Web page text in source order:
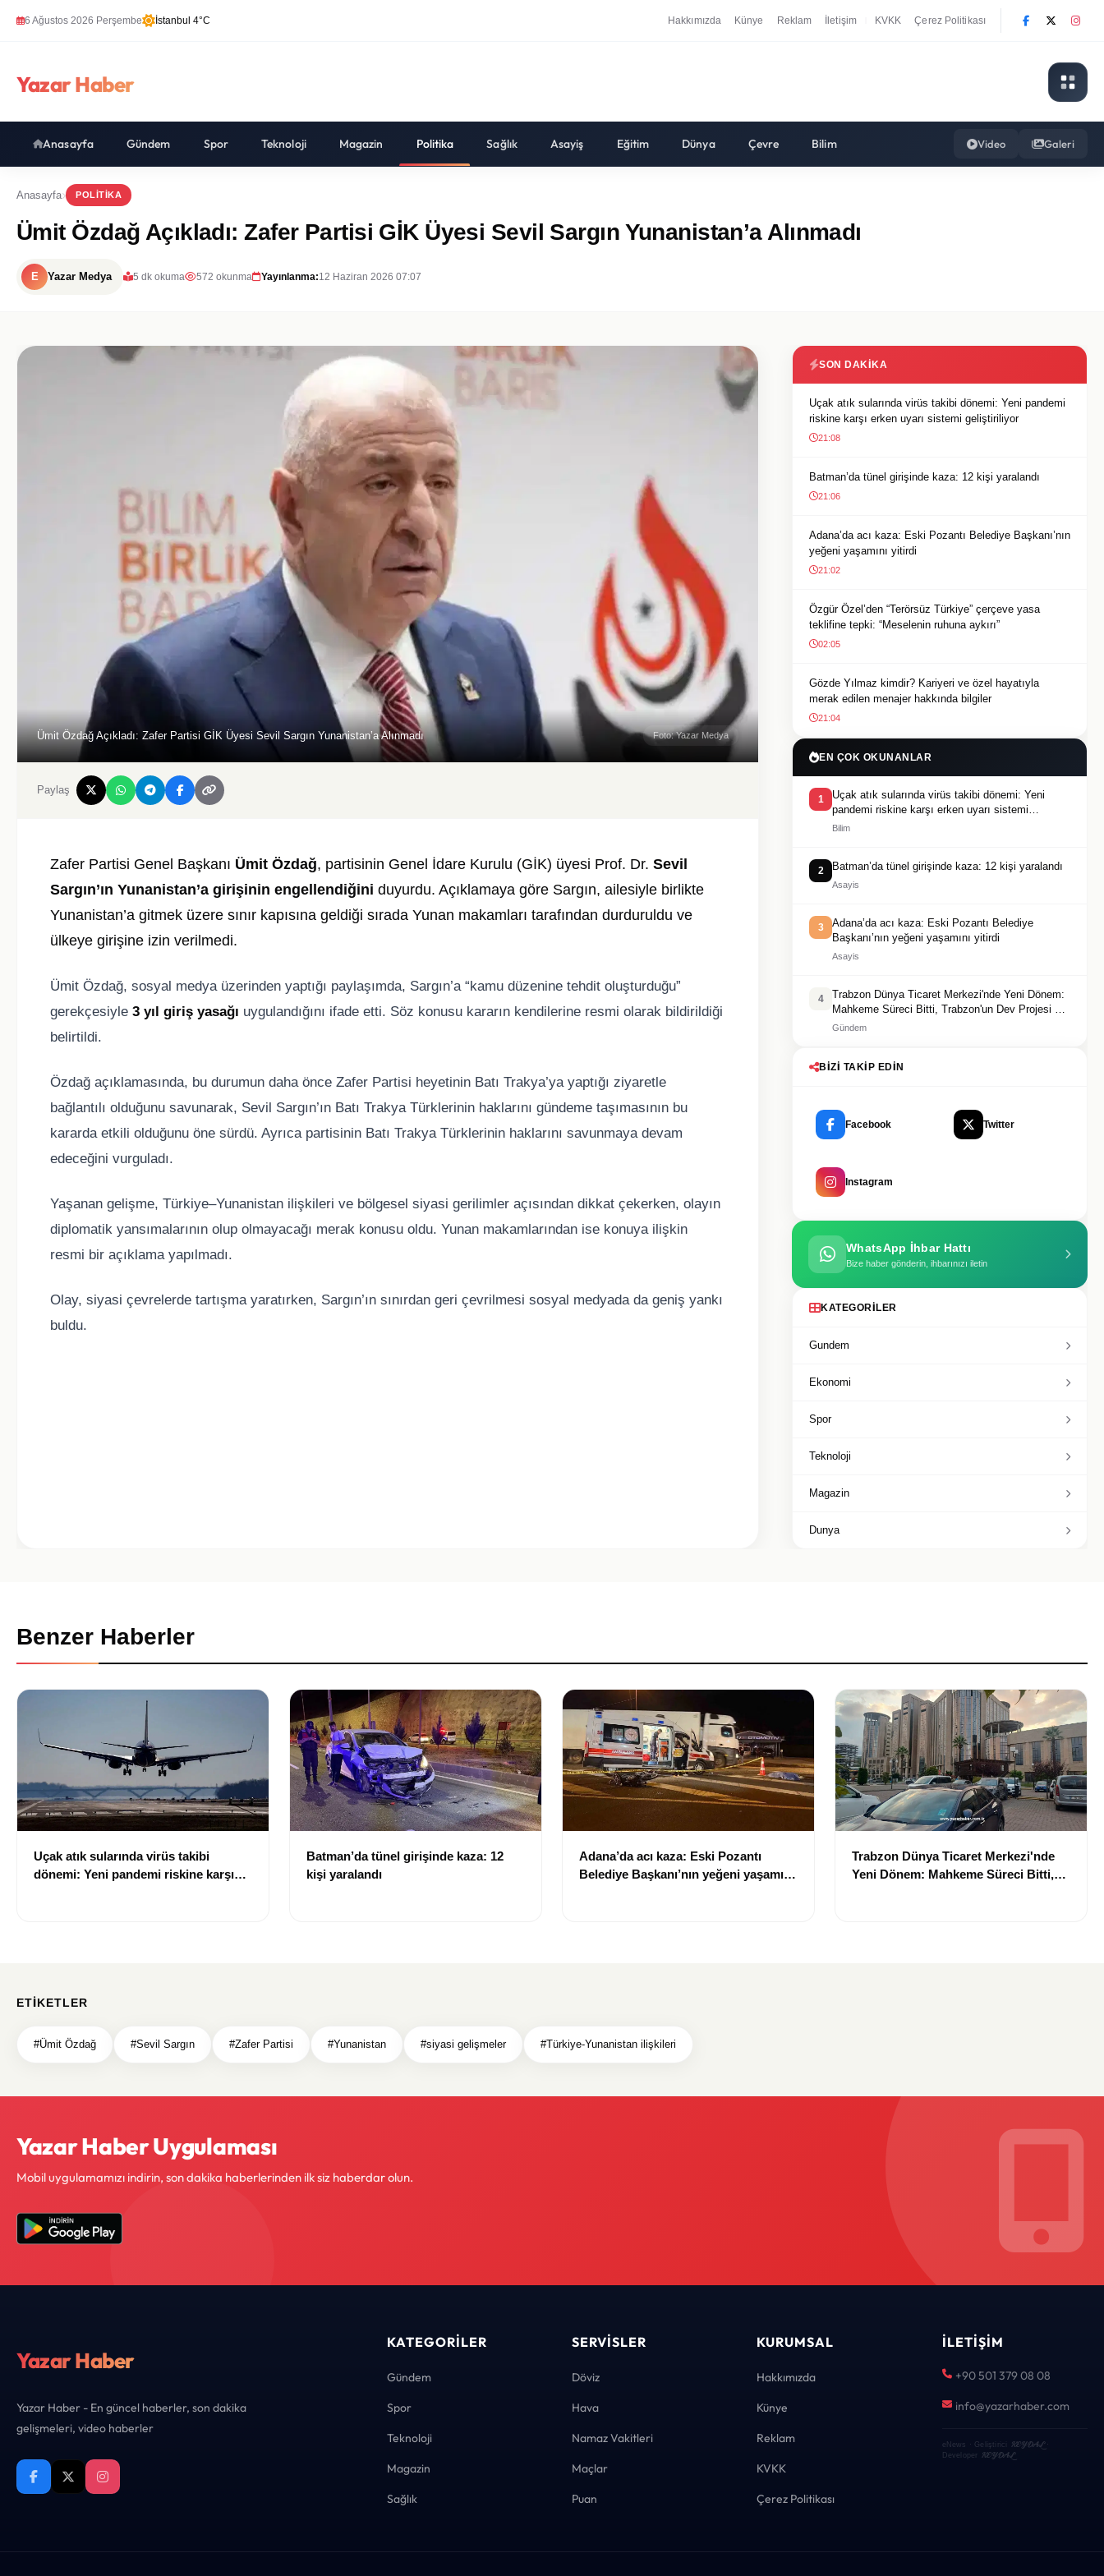
6 Ağustos 2026 Perşembe İstanbul 4°C Hakkımızda Künye Reklam İletişim KVKK Çerez Politikası
Yazar Haber
Anasayfa Gündem Spor Teknoloji Magazin Politika Sağlık Asayiş Eğitim Dünya Çevre Bilim Video Galeri
Anasayfa POLITIKA
Ümit Özdağ Açıkladı: Zafer Partisi GİK Üyesi Sevil Sargın Yunanistan’a Alınmadı
E Yazar Medya 5 dk okuma 572 okunma Yayınlanma:12 Haziran 2026 07:07
Ümit Özdağ Açıkladı: Zafer Partisi GİK Üyesi Sevil Sargın Yunanistan’a Alınmadı Foto: Yazar Medya
Paylaş
Zafer Partisi Genel Başkanı Ümit Özdağ, partisinin Genel İdare Kurulu (GİK) üyesi Prof. Dr. Sevil
Sargın’ın Yunanistan’a girişinin engellendiğini duyurdu. Açıklamaya göre Sargın, ailesiyle birlikte
Yunanistan’a gitmek üzere sınır kapısına geldiği sırada Yunan makamları tarafından durduruldu ve
ülkeye girişine izin verilmedi.
Ümit Özdağ, sosyal medya üzerinden yaptığı paylaşımda, Sargın’a “kamu düzenine tehdit oluşturduğu”
gerekçesiyle 3 yıl giriş yasağı uygulandığını ifade etti. Söz konusu kararın kendilerine resmi olarak bildirildiği
belirtildi.
Özdağ açıklamasında, bu durumun daha önce Zafer Partisi heyetinin Batı Trakya’ya yaptığı ziyaretle
bağlantılı olduğunu savunarak, Sevil Sargın’ın Batı Trakya Türklerinin haklarını gündeme taşımasının bu
kararda etkili olduğunu öne sürdü. Ayrıca partisinin Batı Trakya Türklerinin haklarını savunmaya devam
edeceğini vurguladı.
Yaşanan gelişme, Türkiye–Yunanistan ilişkileri ve bölgesel siyasi gerilimler açısından dikkat çekerken, olayın
diplomatik yansımalarının olup olmayacağı merak konusu oldu. Yunan makamlarından ise konuya ilişkin
resmi bir açıklama yapılmadı.
Olay, siyasi çevrelerde tartışma yaratırken, Sargın’ın sınırdan geri çevrilmesi sosyal medyada da geniş yankı
buldu.
SON DAKIKA
Uçak atık sularında virüs takibi dönemi: Yeni pandemi
riskine karşı erken uyarı sistemi geliştiriliyor
21:08
Batman’da tünel girişinde kaza: 12 kişi yaralandı
21:06
Adana’da acı kaza: Eski Pozantı Belediye Başkanı’nın
yeğeni yaşamını yitirdi
21:02
Özgür Özel’den “Terörsüz Türkiye” çerçeve yasa
teklifine tepki: “Meselenin ruhuna aykırı”
02:05
Gözde Yılmaz kimdir? Kariyeri ve özel hayatıyla
merak edilen menajer hakkında bilgiler
21:04
EN ÇOK OKUNANLAR
1
Uçak atık sularında virüs takibi dönemi: Yeni
pandemi riskine karşı erken uyarı sistemi
geliştiriliyor
Bilim
2 Batman’da tünel girişinde kaza: 12 kişi yaralandı
Asayis
3
Adana’da acı kaza: Eski Pozantı Belediye
Başkanı’nın yeğeni yaşamını yitirdi
Asayis
4
Trabzon Dünya Ticaret Merkezi'nde Yeni Dönem:
Mahkeme Süreci Bitti, Trabzon'un Dev Projesi Ne
Zaman Tamamlanacak?
Gündem
BIZI TAKIP EDIN
Facebook Twitter
Instagram
WhatsApp İhbar Hattı
Bize haber gönderin, ihbarınızı iletin
KATEGORILER
Gundem
Ekonomi
Spor
Teknoloji
Magazin
Dunya
Benzer Haberler
Uçak atık sularında virüs takibi
dönemi: Yeni pandemi riskine karşı
Batman’da tünel girişinde kaza: 12
kişi yaralandı
Adana’da acı kaza: Eski Pozantı
Belediye Başkanı’nın yeğeni yaşamını
Trabzon Dünya Ticaret Merkezi'nde
Yeni Dönem: Mahkeme Süreci Bitti,
ETIKETLER
#Ümit Özdağ #Sevil Sargın #Zafer Partisi #Yunanistan #siyasi gelişmeler #Türkiye-Yunanistan ilişkileri
Yazar Haber Uygulaması
Mobil uygulamamızı indirin, son dakika haberlerinden ilk siz haberdar olun.
Yazar Haber
Yazar Haber - En güncel haberler, son dakika
gelişmeleri, video haberler
KATEGORILER
Gündem
Spor
Teknoloji
Magazin
Sağlık
SERVISLER
Döviz
Hava
Namaz Vakitleri
Maçlar
Puan
KURUMSAL
Hakkımızda
Künye
Reklam
KVKK
Çerez Politikası
İLETIŞIM
+90 501 379 08 08
info@yazarhaber.com
eNews · Geliştirici KEYDAL·
Developer KEYDAL